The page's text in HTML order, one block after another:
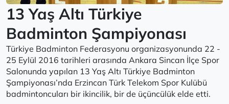
13 Yaş Altı Türkiye
Badminton Şampiyonası
Türkiye Badminton Federasyonu organizasyonunda 22 -
25 Eylül 2016 tarihleri arasında Ankara Sincan İlçe Spor
Salonunda yapılan 13 Yaş Altı Türkiye Badminton
Şampiyonası’nda Erzincan Türk Telekom Spor Kulübü
badmintoncuları bir ikincilik, bir de üçüncülük elde etti.